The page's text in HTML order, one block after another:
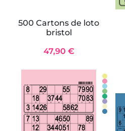
500 Cartons de loto
bristol
47,90 €